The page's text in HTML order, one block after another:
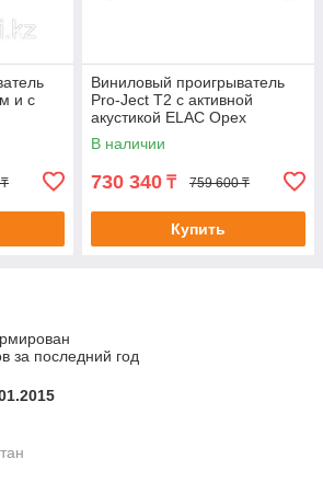
и с
Виниловый проигрыватель
Pro-Ject T2 с активной
акустикой ELAC Орех
В наличии
730 340 ₸ 759 600 ₸
Купить
за последний год